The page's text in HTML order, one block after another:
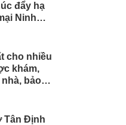
đẩy hạ
Ninh
cho nhiều
khám,
bảo
Tân Định